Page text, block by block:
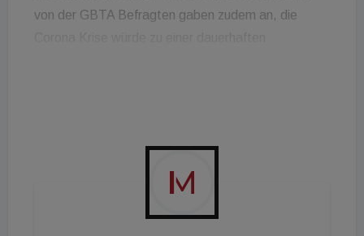
von der GBTA Befragten gaben zudem an, die
aber nicht, dass Geschäftsreisen völlig aussterben
werden, heißt es vonseiten des Hotelexperten
MRP hotels. Zu wichtig und unersetzlich seien bei
vielen Verhandlungen der persönliche Kontakt,